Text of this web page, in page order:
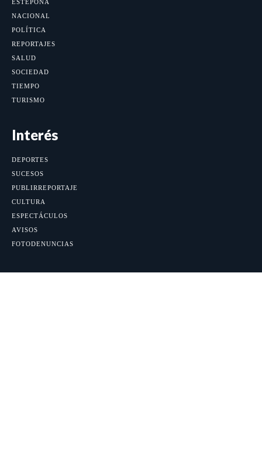
ESTEPONA
NACIONAL
POLÍTICA
REPORTAJES
SALUD
SOCIEDAD
TIEMPO
TURISMO
Interés
DEPORTES
SUCESOS
PUBLIRREPORTAJE
CULTURA
ESPECTÁCULOS
AVISOS
FOTODENUNCIAS